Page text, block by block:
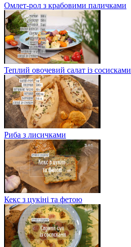
Омлет-рол з крабовими паличками
Теплий овочевий салат із сосисками
Риба з лисичками
Кекс з цукіні та фетою